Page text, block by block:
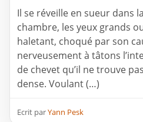
Il se réveille en sueur dans
chambre, les yeux grands
haletant, choqué par son
nerveusement à tâtons
de chevet qu’il ne trouve
dense. Voulant (…)
Ecrit parYann Pesk